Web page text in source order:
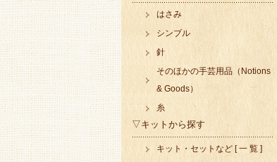
はさみ
シンブル
針
そのほかの手芸用品（Notions
& Goods）
糸
▽キットから探す
キット・セットなど [ 一 覧 ]